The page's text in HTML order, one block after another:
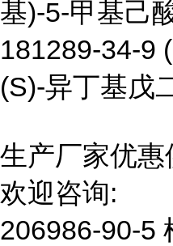
基)-5-甲基己
181289-34-9
(S)-异丁基戊
生产厂家优
欢迎咨询:
206986-90-5